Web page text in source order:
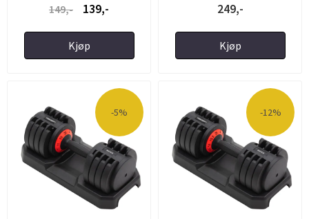
149,- 139,-
Kjøp
249,-
Kjøp
-5% -12%